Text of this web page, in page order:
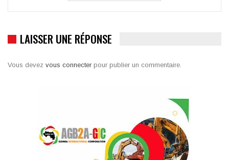
LAISSER UNE RÉPONSE
Vous devez vous connecter pour publier un commentaire.